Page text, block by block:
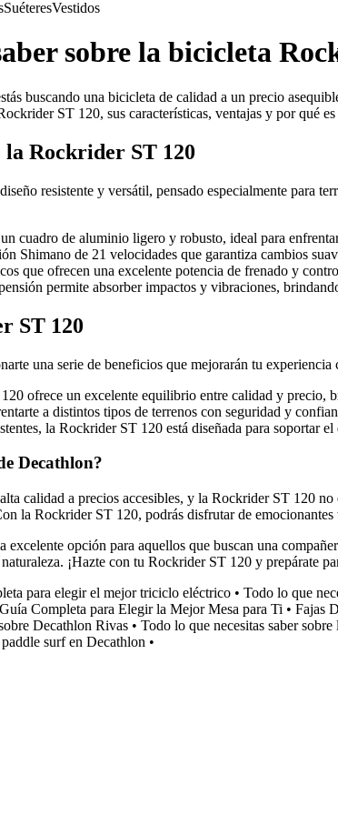
SuéteresVestidos
sobre la bicicleta
buscando una bicicleta de calidad a un precio
ST 120, sus características, ventajas y por qué
Rockrider ST 120
resistente y versátil, pensado especialmente para
cuadro de aluminio ligero y robusto, ideal para
Shimano de 21 velocidades que garantiza cambios
que ofrecen una excelente potencia de frenado y
permite absorber impactos y vibraciones,
ST 120
una serie de beneficios que mejorarán tu
ofrece un excelente equilibrio entre calidad y precio,
a distintos tipos de terrenos con seguridad y
la Rockrider ST 120 está diseñada para soportar
Decathlon?
calidad a precios accesibles, y la Rockrider ST 120
la Rockrider ST 120, podrás disfrutar de
opción para aquellos que buscan una
¡Hazte con tu Rockrider ST 120 y prepárate
para elegir el mejor triciclo eléctrico • Todo lo que
Completa para Elegir la Mejor Mesa para Ti • Fajas
Decathlon Rivas • Todo lo que necesitas saber
surf en Decathlon •